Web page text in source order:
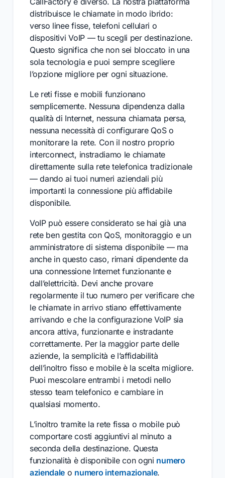
distribuisce le chiamate in modo ibrido:
verso linee fisse, telefoni cellulari o
dispositivi VoIP — tu scegli per destinazione.
Questo significa che non sei bloccato in una
sola tecnologia e puoi sempre scegliere
l’opzione migliore per ogni situazione.
Le reti fisse e mobili funzionano
semplicemente. Nessuna dipendenza dalla
qualità di Internet, nessuna chiamata persa,
nessuna necessità di configurare QoS o
monitorare la rete. Con il nostro proprio
interconnect, instradiamo le chiamate
direttamente sulla rete telefonica tradizionale
— dando ai tuoi numeri aziendali più
importanti la connessione più affidabile
disponibile.
VoIP può essere considerato se hai già una
rete ben gestita con QoS, monitoraggio e un
amministratore di sistema disponibile — ma
anche in questo caso, rimani dipendente da
una connessione Internet funzionante e
dall’elettricità. Devi anche provare
regolarmente il tuo numero per verificare che
le chiamate in arrivo stiano effettivamente
arrivando e che la configurazione VoIP sia
ancora attiva, funzionante e instradante
correttamente. Per la maggior parte delle
aziende, la semplicità e l’affidabilità
dell’inoltro fisso e mobile è la scelta migliore.
Puoi mescolare entrambi i metodi nello
stesso team telefonico e cambiare in
qualsiasi momento.
L’inoltro tramite la rete fissa o mobile può
comportare costi aggiuntivi al minuto a
seconda della destinazione. Questa
funzionalità è disponibile con ogni numero
aziendale o numero internazionale.